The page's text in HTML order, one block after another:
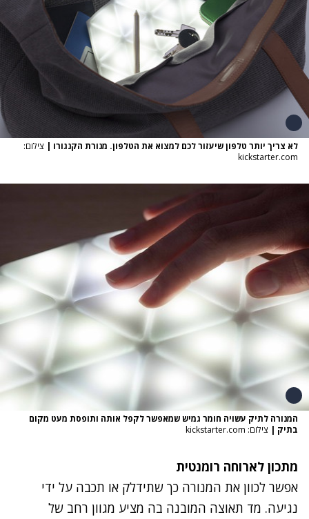
לא צריך יותר טלפון שיעזור לכם למצוא את הטלפון. מנורת הקנגורו | צילום:
kickstarter.com
המנורה לתיק עשויה חומר גמיש שמאפשר לקפל אותה ותופסת מעט מקום
בתיק | צילום: kickstarter.com
מתכון לארוחה רומנטית
אפשר לכוון את המנורה כך שתידלק או תכבה על ידי
נגיעה. מד תאוצה המובנה בה מציע מגוון רחב של